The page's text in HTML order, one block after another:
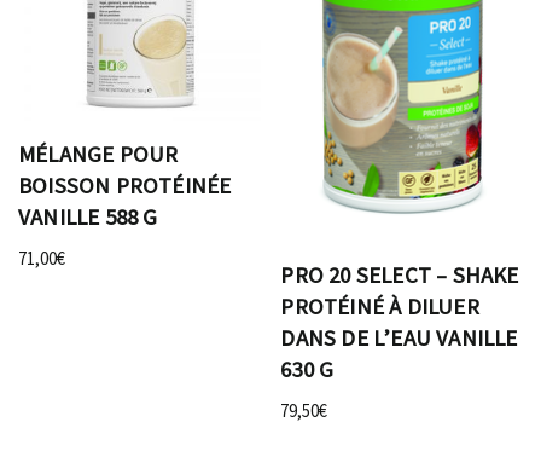
MÉLANGE POUR
BOISSON PROTÉINÉE
VANILLE 588 G
71,00€
PRO 20 SELECT – SHAKE
PROTÉINÉ À DILUER
DANS DE L’EAU VANILLE
630 G
79,50€